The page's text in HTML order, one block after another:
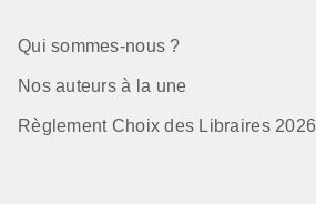
Qui sommes-nous ?
Nos auteurs à la une
Règlement Choix des Libraires 2026